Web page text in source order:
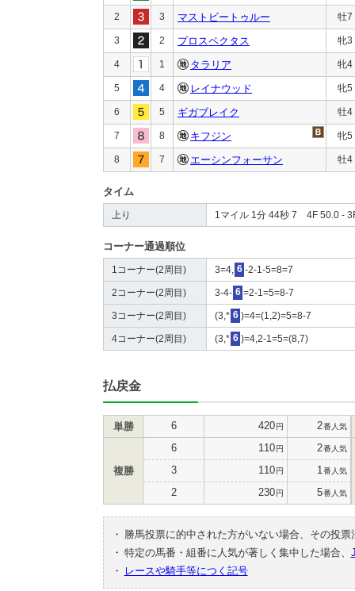
2 3 マストビートゥルー 牡7
3 2 プロスペクタス 牝3
4 1 タラリア 牝4
5 4 レイナウッド 牝5
6 5 ギガブレイク 牡4
7 8 キフジン 牝5
8 7 エーシンフォーサン 牡4
タイム
上り 1マイル 1分 44秒 7 4F 50.0 -
コーナー通過順位
1コーナー(2周目) 3=4, 6 -2-1-5=8=7
2コーナー(2周目) 3-4- 6 =2-1=5=8-7
3コーナー(2周目) (3,* 6 )=4=(1,2)=5=8-7
4コーナー(2周目) (3,* 6 )=4,2-1=5=(8,7)
払戻金
単勝 6 420円 2番人気
複勝
6 110円 2番人気
3 110円 1 番人気
2 230円 5番人気
・
勝馬投票に的中された方がいない場合、その投
・ 特定の馬番・組番に人気が著しく集中した場合、
・
レースや騎手等につく記号